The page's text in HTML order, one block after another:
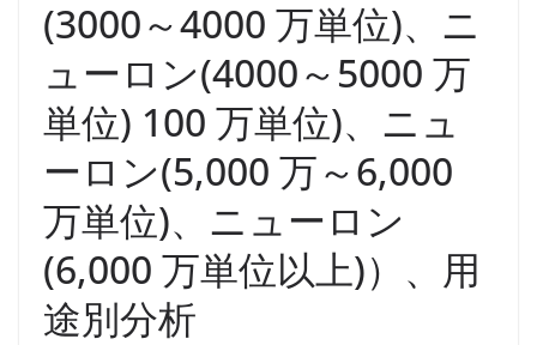
(3000～4000 万単位)、ニ
ューロン(4000～5000 万
単位) 100 万単位)、ニュ
ーロン(5,000 万～6,000
万単位)、ニューロン
(6,000 万単位以上)）、用
途別分析